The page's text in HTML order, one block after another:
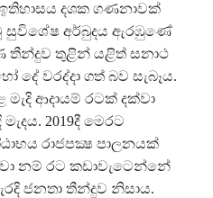
දශක ගණනාවක්
සුවිශේෂ අර්බුදය ඇරඹුණේ
තීන්දුව තුළින් යළිත් සනාථ
වරද්දා ගත් බව සැබෑය.
ආදායම් රටක් දක්වා
2019දී මෙරට
රාජපක්‍ෂ පාලනයක්
නම් රට කඩාවැටෙන්නේ
ජනතා තීන්දුව නිසාය.